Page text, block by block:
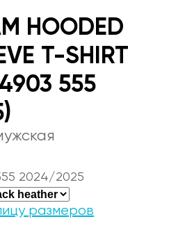
HOODED
T-SHIRT
555
2024/2025
размеров